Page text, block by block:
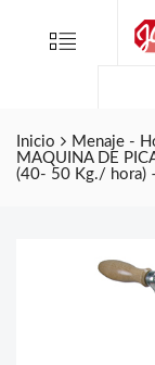
Menu
Inicio Menaje -
MAQUINA DE
(40- 50 Kg./ hora)
Folletos
Contacto